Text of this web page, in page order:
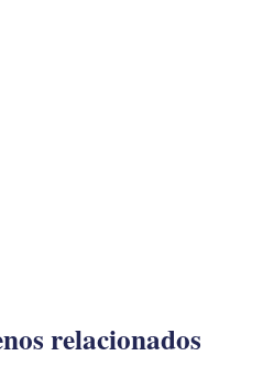
relacionados